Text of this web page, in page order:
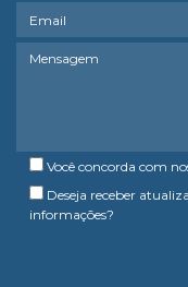
Você concorda com
Deseja receber
informações?